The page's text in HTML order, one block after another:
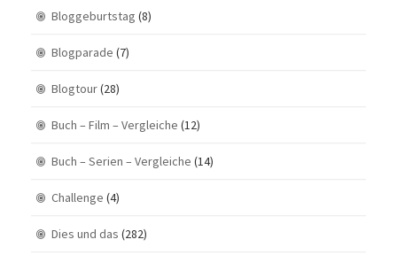
Bloggeburtstag (8)
Blogparade (7)
Blogtour(28)
Buch – Film – Vergleiche (12)
Buch – Serien – Vergleiche (14)
Challenge (4)
Dies und das (282)